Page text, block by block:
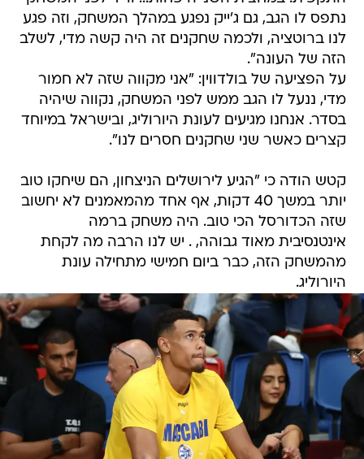
נתפס לו הגב, גם ג'ייק נפגע במהלך המשחק, וזה פגע
לנו ברוטציה, ולכמה שחקנים זה היה קשה מדי, לשלב
הזה של העונה".
על הפציעה של בולדווין: "אני מקווה שזה לא חמור
מדי, ננעל לו הגב ממש לפני המשחק, נקווה שיהיה
בסדר. אנחנו מגיעים לעונת היורוליג, ובישראל במיוחד
קצרים כאשר שני שחקנים חסרים לנו".
קטש הודה כי "הגיע לירושלים הניצחון, הם שיחקו טוב
יותר במשך 40 דקות, אף אחד מהמאמנים לא יחשוב
שזה הכדורסל הכי טוב. היה משחק ברמה
אינטנסיבית מאוד גבוהה, . יש לנו הרבה מה לקחת
מהמשחק הזה, כבר ביום חמישי מתחילה עונת
היורוליג.